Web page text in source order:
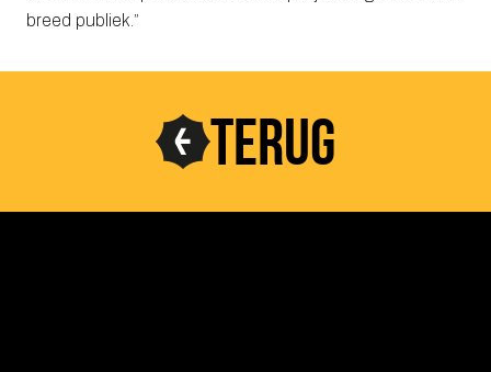
breed publiek.”
TERUG